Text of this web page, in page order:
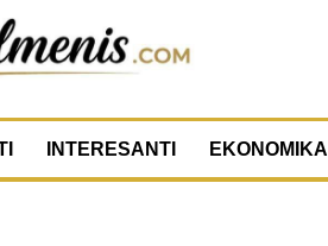
INTERESANTI EKONOMIKA